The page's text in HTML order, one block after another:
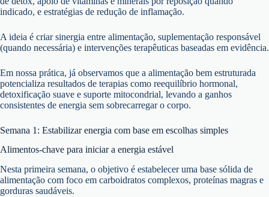
indicado, e estratégias de redução de inflamação.
A ideia é criar sinergia entre alimentação, suplementação responsável
(quando necessária) e intervenções terapêuticas baseadas em evidência.
Em nossa prática, já observamos que a alimentação bem estruturada
potencializa resultados de terapias como reequilíbrio hormonal,
detoxificação suave e suporte mitocondrial, levando a ganhos
consistentes de energia sem sobrecarregar o corpo.
Semana 1: Estabilizar energia com base em escolhas simples
Alimentos-chave para iniciar a energia estável
Nesta primeira semana, o objetivo é estabelecer uma base sólida de
alimentação com foco em carboidratos complexos, proteínas magras e
gorduras saudáveis.